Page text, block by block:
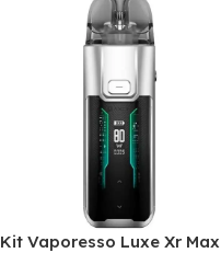
Kit Vaporesso Luxe Xr Max